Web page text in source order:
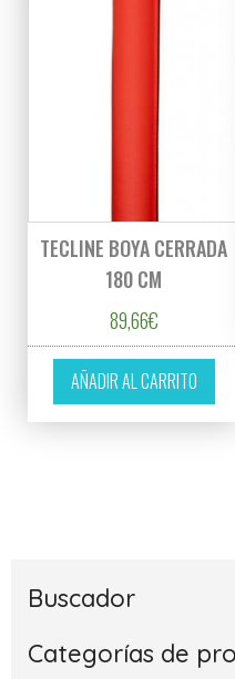
TECLINE BOYA CERRADA
180 CM
89,66€
AÑADIR AL CARRITO
Buscador
Categorías de